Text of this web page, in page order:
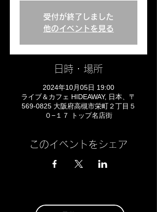
受付が終了しました
他のイベントを見る
日時・場所
2024年10月05日 19:00
ライブ＆カフェ HIDEAWAY, 日本、〒
569-0825 大阪府高槻市栄町２丁目５
０−１７ トップ名店街
このイベントをシェア